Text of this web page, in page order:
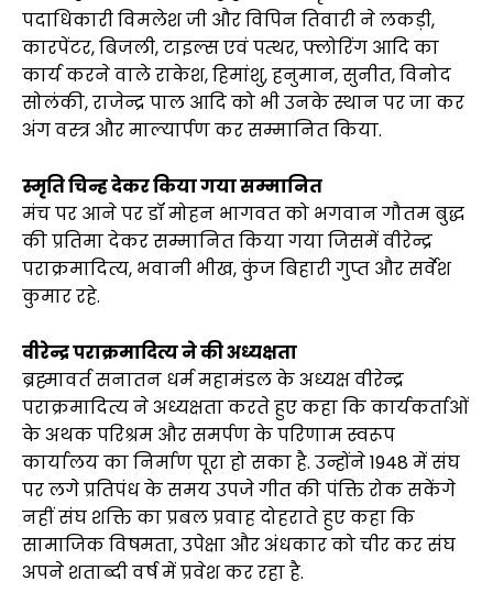
पदाधिकारी विमलेश जी और विपिन तिवारी ने लकड़ी,
कारपेंटर, बिजली, टाइल्स एवं पत्थर, फ्लोरिंग आदि का
कार्य करने वाले राकेश, हिमांशु, हनुमान, सुनीत, विनोद
सोलंकी, राजेन्द्र पाल आदि को भी उनके स्थान पर जा कर
अंग वस्त्र और माल्यार्पण कर सम्मानित किया.
स्मृति चिन्ह देकर किया गया सम्मानित
मंच पर आने पर डॉ मोहन भागवत को भगवान गौतम बुद्ध
की प्रतिमा देकर सम्मानित किया गया जिसमें वीरेन्द्र
पराक्रमादित्य, भवानी भीख, कुंज बिहारी गुप्त और सर्वेश
कुमार रहे.
वीरेन्द्र पराक्रमादित्य ने की अध्यक्षता
ब्रह्मावर्त सनातन धर्म महामंडल के अध्यक्ष वीरेन्द्र
पराक्रमादित्य ने अध्यक्षता करते हुए कहा कि कार्यकर्ताओं
के अथक परिश्रम और समर्पण के परिणाम स्वरूप
कार्यालय का निर्माण पूरा हो सका है. उन्होंने 1948 में संघ
पर लगे प्रतिपंध के समय उपजे गीत की पंक्ति रोक सकेंगे
नहीं संघ शक्ति का प्रबल प्रवाह दोहराते हुए कहा कि
सामाजिक विषमता, उपेक्षा और अंधकार को चीर कर संघ
अपने शताब्दी वर्ष में प्रवेश कर रहा है.